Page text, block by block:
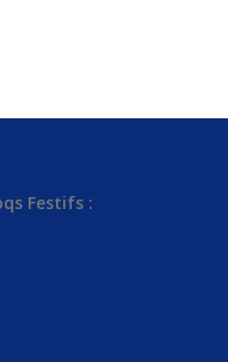
Festifs :
Nous contacter